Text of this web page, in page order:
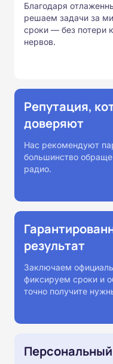
Благодаря
решаем задачи за
сроки — без потери
нервов.
Репутация,
доверяют
Нас рекомендуют
большинство
радио.
результат
Заключаем
фиксируем сроки и
точно получите